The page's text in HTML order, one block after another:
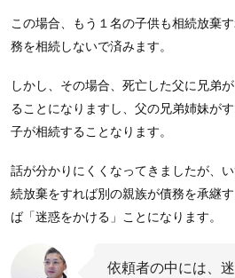
この場合、もう１名の子供も相続放棄
務を相続しないで済みます。
しかし、その場合、死亡した父に兄弟
ることになりますし、父の兄弟姉妹が
子が相続することなります。
話が分かりにくくなってきましたが、
続放棄をすれば別の親族が債務を承継
ば「迷惑をかける」ことになります。
依頼者の中には、